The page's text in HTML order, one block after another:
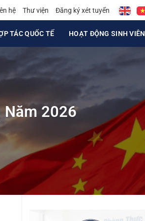
hệ Thư viện Đăng ký xét tuyển
TÁC QUỐC TẾ HOẠT ĐỘNG SINH VIÊN
Năm 2026